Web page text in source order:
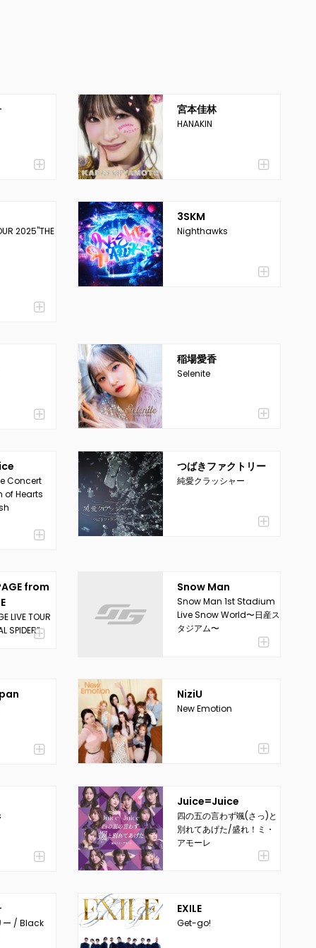
宮本佳林
HANAKIN
2025"THE
3SKM
Nighthawks
稲場愛香
Selenite
Concert
of Hearts
つばきファクトリー
純愛クラッシャー
from
LIVE TOUR
SPIDER”
Snow Man
Snow Man 1st Stadium
Live Snow World〜日産ス
タジアム〜
NiziU
New Emotion
Juice=Juice
四の五の言わず颯(さっ)と
別れてあげた/盛れ！ミ・
アモーレ
ー / Black
EXILE
Get-go!